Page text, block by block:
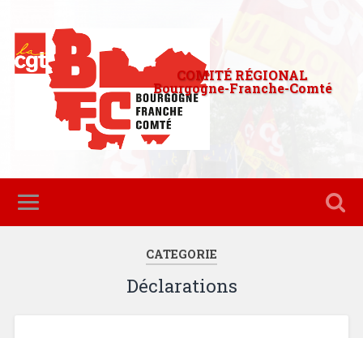
COMITÉ RÉGIONAL
Bourgogne-Franche-Comté
CATEGORIE
Déclarations